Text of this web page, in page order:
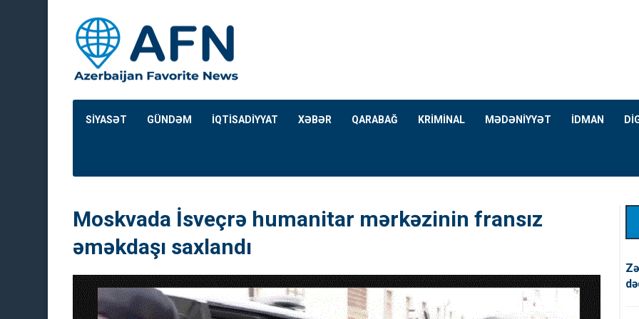
SİYASƏT GÜNDƏM İQTİSADİYYAT XƏBƏR QARABAĞ KRİMİNAL MƏDƏNİYYƏT İDMAN
Moskvada İsveçrə humanitar mərkəzinin fransız
əməkdaşı saxlandı